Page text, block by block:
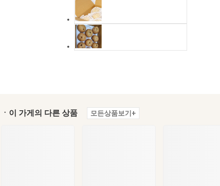
ㆍ이 가게의 다른 상품 모든상품보기+